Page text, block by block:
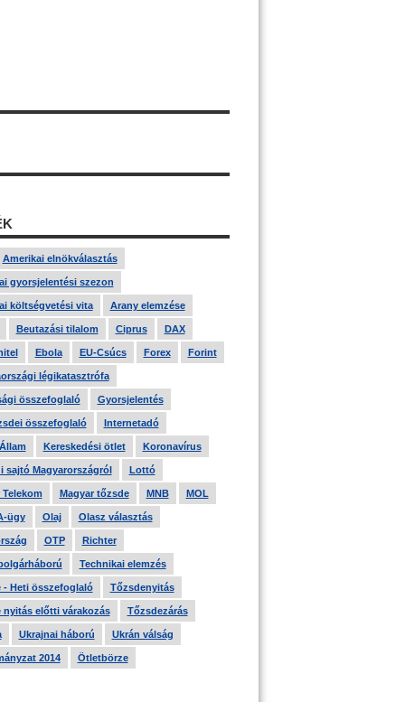
Amerikai elnökválasztás
gyorsjelentési szezon
költségvetési vita Arany elemzése
Beutazási tilalom Ciprus DAX
Ebola EU-Csúcs Forex Forint
légikatasztrófa
összefoglaló Gyorsjelentés
összefoglaló Internetadó
Kereskedési ötlet Koronavírus
sajtó Magyarországról Lottó
Telekom Magyar tőzsde MNB MOL
ügy Olaj Olasz választás
OTP Richter
Technikai elemzés
- Heti összefoglaló Tőzsdenyitás
nyitás előtti várakozás Tőzsdezárás
Ukrajnai háború Ukrán válság
2014 Ötletbörze